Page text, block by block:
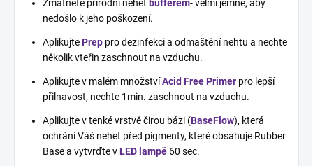
Zmatněte přírodní nehet bufferem- velmi jemně, aby
nedošlo k jeho poškození.
Aplikujte Prep pro dezinfekci a odmaštění nehtu a nechte
několik vteřin zaschnout na vzduchu.
Aplikujte v malém množstvíAcid Free Primer pro lepší
přilnavost, nechte 1min. zaschnout na vzduchu.
Aplikujte v tenké vrstvě čirou bázi (BaseFlow), která
ochrání Váš nehet před pigmenty, které obsahuje Rubber
Base a vytvrďte v LED lampě 60 sec.